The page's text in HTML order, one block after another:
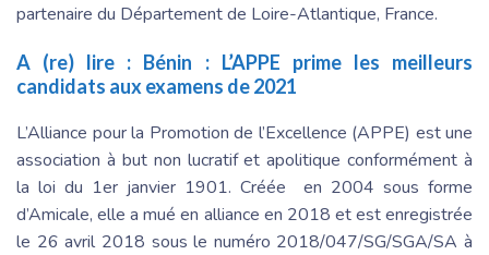
partenaire du Département de Loire-Atlantique, France.
A (re) lire : Bénin : L’APPE prime les meilleurs
candidats aux examens de 2021
L’Alliance pour la Promotion de l’Excellence (APPE) est une
association à but non lucratif et apolitique conformément à
la loi du 1er janvier 1901. Créée en 2004 sous forme
d’Amicale, elle a mué en alliance en 2018 et est enregistrée
le 26 avril 2018 sous le numéro 2018/047/SG/SGA/SA à